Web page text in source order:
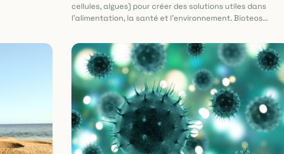
cellules, algues) pour créer des solutions utiles dans
l'alimentation, la santé et l'environnement. Bioteos
microalgues cultivées en laboratoire agissent comme un
filtre vivant qui absorbe les polluants et produit de
l'oxygène.